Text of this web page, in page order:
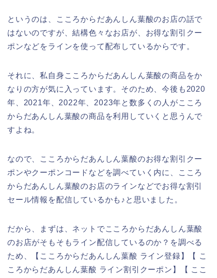
というのは、こころからだあんしん葉酸のお店の話で
はないのですが、結構色々なお店が、お得な割引クー
ポンなどをラインを使って配布しているからです。
それに、私自身こころからだあんしん葉酸の商品をか
なりの方が気に入っています。そのため、今後も2020
年、2021年、2022年、2023年と数多くの人がこころ
からだあんしん葉酸の商品を利用していくと思うんで
すよね。
なので、こころからだあんしん葉酸のお得な割引クー
ポンやクーポンコードなどを調べていく内に、こころ
からだあんしん葉酸のお店のラインなどでお得な割引
セール情報を配信しているかも♪と思いました。
だから、まずは、ネットでこころからだあんしん葉酸
のお店がそもそもライン配信しているのか？を調べる
ため、【こころからだあんしん葉酸 ライン登録】【 こ
ころからだあんしん葉酸 ライン割引クーポン】【 ここ